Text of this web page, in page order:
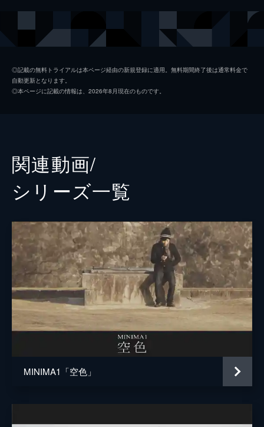
◎記載の無料トライアルは本ページ経由の新規登録に適用。無料期間終了後は通常料金で
自動更新となります。
◎本ページに記載の情報は、2026年8月現在のものです。
関連動画/
シリーズ⼀覧
MINIMA1「空色」